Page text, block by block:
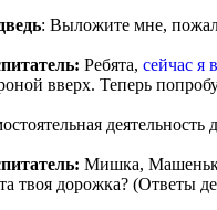
: Выложите мне,
Ребята, сейчас я
вверх. Теперь
Мишка,
твоя дорожка? (Ответы